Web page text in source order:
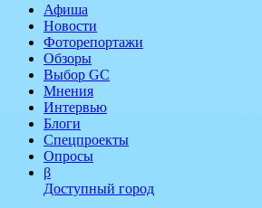
Афиша
Новости
Фоторепортажи
Обзоры
Выбор GC
Мнения
Интервью
Блоги
Спецпроекты
Опросы
β
Доступный город